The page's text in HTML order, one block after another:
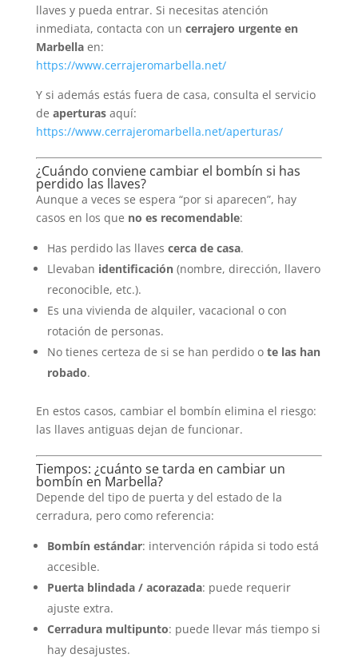
llaves y pueda entrar. Si necesitas atención
inmediata, contacta con un cerrajero urgente en
Marbellaen:
https://www.cerrajeromarbella.net/
Y si además estás fuera de casa, consulta el servicio
de aperturasaquí:
https://www.cerrajeromarbella.net/aperturas/
¿Cuándo conviene cambiar el bombín si has
perdido las llaves?
Aunque a veces se espera “por si aparecen”, hay
casos en los que no es recomendable:
Has perdido las llaves cerca de casa.
Llevaban identificación(nombre, dirección, llavero
reconocible, etc.).
Es una vivienda de alquiler, vacacional o con
rotación de personas.
No tienes certeza de si se han perdido o te las han
robado.
En estos casos, cambiar el bombín elimina el riesgo:
las llaves antiguas dejan de funcionar.
Tiempos: ¿cuánto se tarda en cambiar un
bombín en Marbella?
Depende del tipo de puerta y del estado de la
cerradura, pero como referencia:
Bombín estándar: intervención rápida si todo está
accesible.
Puerta blindada / acorazada: puede requerir
ajuste extra.
Cerradura multipunto: puede llevar más tiempo si
hay desajustes.